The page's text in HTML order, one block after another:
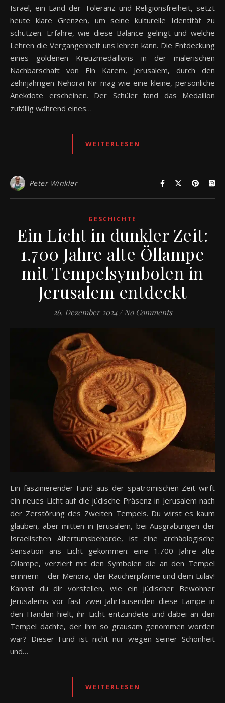
Israel, ein Land der Toleranz und Religionsfreiheit, setzt
heute klare Grenzen, um seine kulturelle Identität zu
schützen. Erfahre, wie diese Balance gelingt und welche
Lehren die Vergangenheit uns lehren kann. Die Entdeckung
eines goldenen Kreuzmedaillons in der malerischen
Nachbarschaft von Ein Karem, Jerusalem, durch den
zehnjährigen Nehorai Nir mag wie eine kleine, persönliche
Anekdote erscheinen. Der Schüler fand das Medaillon
zufällig während eines…
WEITERLESEN
Peter Winkler
GESCHICHTE
Ein Licht in dunkler Zeit:
1.700 Jahre alte Öllampe
mit Tempelsymbolen in
Jerusalem entdeckt
26. Dezember 2024 / No Comments
Ein faszinierender Fund aus der spätrömischen Zeit wirft
ein neues Licht auf die jüdische Präsenz in Jerusalem nach
der Zerstörung des Zweiten Tempels. Du wirst es kaum
glauben, aber mitten in Jerusalem, bei Ausgrabungen der
Israelischen Altertumsbehörde, ist eine archäologische
Sensation ans Licht gekommen: eine 1.700 Jahre alte
Öllampe, verziert mit den Symbolen die an den Tempel
erinnern – der Menora, der Räucherpfanne und dem Lulav!
Kannst du dir vorstellen, wie ein jüdischer Bewohner
Jerusalems vor fast zwei Jahrtausenden diese Lampe in
den Händen hielt, ihr Licht entzündete und dabei an den
Tempel dachte, der ihm so grausam genommen worden
war? Dieser Fund ist nicht nur wegen seiner Schönheit
und…
WEITERLESEN